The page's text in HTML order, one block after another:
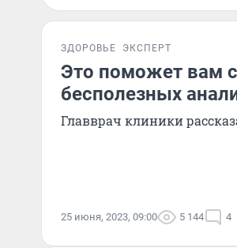
ЗДОРОВЬЕ ЭКСПЕРТ
Это поможет вам
бесполезных
Главврач клиники
25 июня, 2023, 09:00 5 144 4